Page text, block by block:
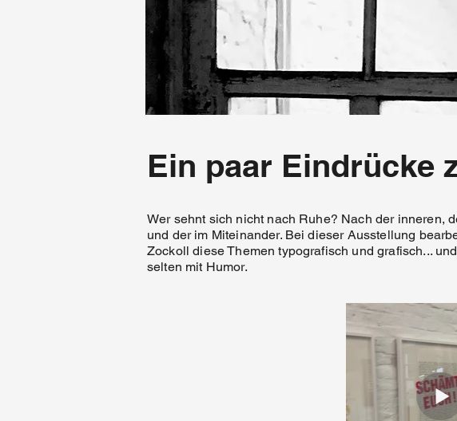
Ein paar Eindrücke
Wer sehnt sich nicht nach Ruhe? Nach der inneren,
und der im Miteinander. Bei dieser Ausstellung
Zockoll diese Themen typografisch und grafisch...
selten mit Humor.